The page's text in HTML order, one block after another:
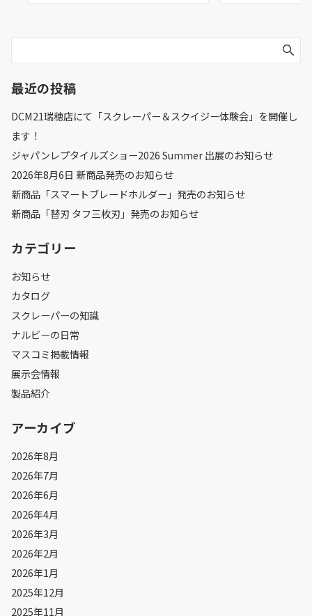
最近の投稿
DCM21瑞穂店にて「スクレーパー＆スクイジー体験会」を開催し
ます！
ジャパンレプタイルズショー2026 Summer 出展のお知らせ
2026年8月6日 新商品発売のお知らせ
新商品「スマートブレードホルダー」発売のお知らせ
新商品「替刃 タフ三枚刃」発売のお知らせ
カテゴリー
お知らせ
カタログ
スクレーパーの知識
ナルビーの日常
マスコミ掲載情報
展示会情報
製品紹介
アーカイブ
2026年8月
2026年7月
2026年6月
2026年4月
2026年3月
2026年2月
2026年1月
2025年12月
2025年11月